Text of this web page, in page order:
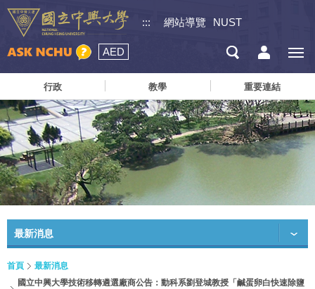
::: 網站導覽 NUST
AED
行政 教學 重要連結
最新消息
首頁
最新消息
國立中興大學技術移轉遴選廠商公告：動科系劉登城教授「鹹蛋卵白快速除鹽